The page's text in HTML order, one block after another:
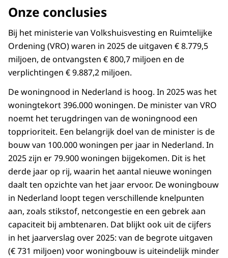
Onze conclusies
Bij het ministerie van Volkshuisvesting en Ruimtelijke
Ordening (VRO) waren in 2025 de uitgaven € 8.779,5
miljoen, de ontvangsten € 800,7 miljoen en de
verplichtingen € 9.887,2 miljoen.
De woningnood in Nederland is hoog. In 2025 was het
woningtekort 396.000 woningen. De minister van VRO
noemt het terugdringen van de woningnood een
topprioriteit. Een belangrijk doel van de minister is de
bouw van 100.000 woningen per jaar in Nederland. In
2025 zijn er 79.900 woningen bijgekomen. Dit is het
derde jaar op rij, waarin het aantal nieuwe woningen
daalt ten opzichte van het jaar ervoor. De woningbouw
in Nederland loopt tegen verschillende knelpunten
aan, zoals stikstof, netcongestie en een gebrek aan
capaciteit bij ambtenaren. Dat blijkt ook uit de cijfers
in het jaarverslag over 2025: van de begrote uitgaven
(€ 731 miljoen) voor woningbouw is uiteindelijk minder